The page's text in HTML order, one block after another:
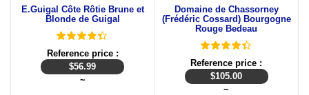
E.Guigal Côte Rôtie Brune et
Blonde de Guigal
Reference price :
$56.99
~
Domaine de Chassorney
(Frédéric Cossard) Bourgogne
Rouge Bedeau
Reference price :
$105.00
~